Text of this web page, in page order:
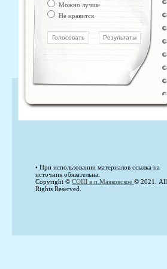
Можно лучше
Не нравится
• При использовании материалов ссылка на
источник обязательна.
Copyright © СОШ в п.Маяковское © 2021. All
Rights Reserved.